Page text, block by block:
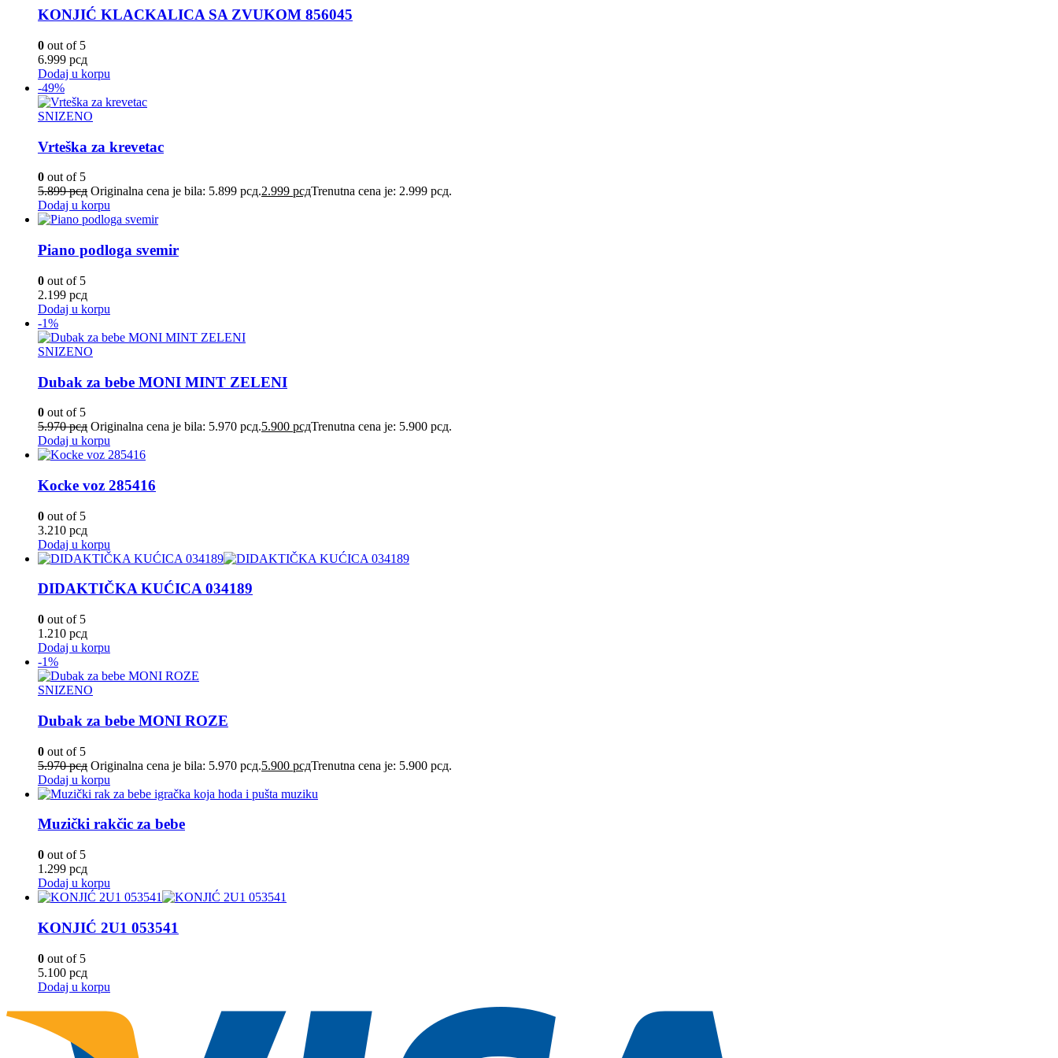
KONJIĆ KLACKALICA SA ZVUKOM 856045
0 out of 5
6.999 рсд
Dodaj u korpu
-49%
SNIZENO
Vrteška za krevetac
0 out of 5
5.899рсд Originalna cena je bila: 5.899 рсд.2.999 рсдTrenutna cena je: 2.999 рсд.
Dodaj u korpu
Piano podloga svemir
0 out of 5
2.199 рсд
Dodaj u korpu
-1%
SNIZENO
Dubak za bebe MONI MINT ZELENI
0 out of 5
5.970рсд Originalna cena je bila: 5.970 рсд.5.900 рсдTrenutna cena je: 5.900 рсд.
Dodaj u korpu
Kocke voz 285416
0 out of 5
3.210 рсд
Dodaj u korpu
DIDAKTIČKA KUĆICA 034189
0 out of 5
1.210 рсд
Dodaj u korpu
-1%
SNIZENO
Dubak za bebe MONI ROZE
0 out of 5
5.970рсд Originalna cena je bila: 5.970 рсд.5.900 рсдTrenutna cena je: 5.900 рсд.
Dodaj u korpu
Muzički rakčic za bebe
0 out of 5
1.299 рсд
Dodaj u korpu
KONJIĆ 2U1 053541
0 out of 5
5.100 рсд
Dodaj u korpu